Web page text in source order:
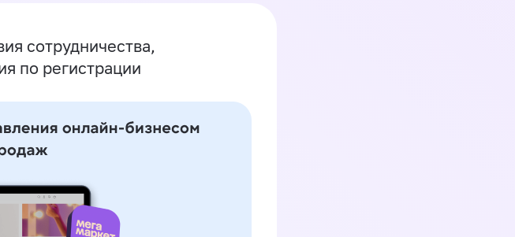
сотрудничества,
по регистрации